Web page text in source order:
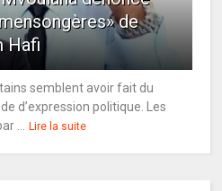
de
Hafi
semblent avoir fait du
d’expression politique. Les
...
Lire la suite